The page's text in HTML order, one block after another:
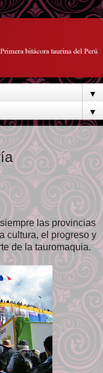
▼
▼
las provincias
cultura, el progreso y
de la tauromaquia.